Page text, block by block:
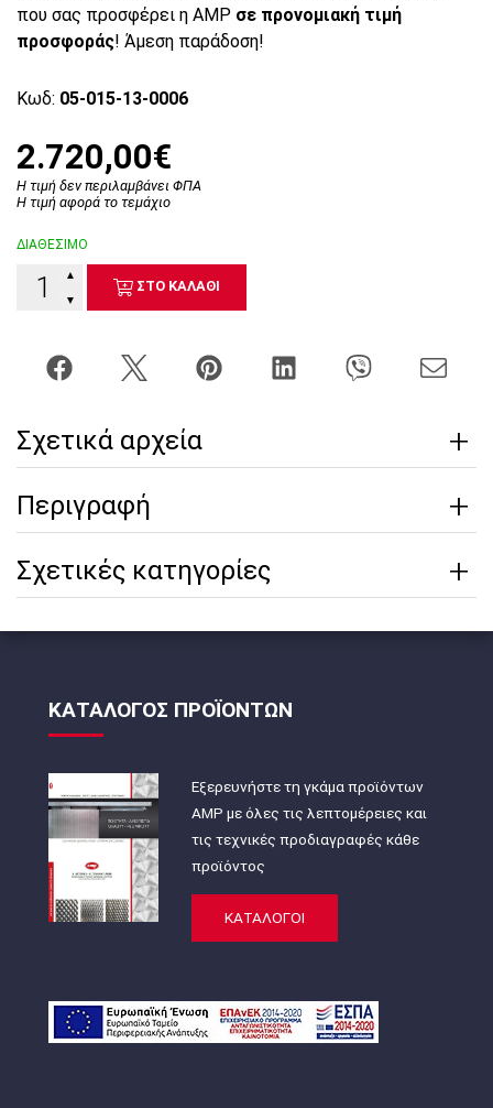
που σας προσφέρει η AMP σε προνομιακή τιμή
προσφοράς! Άμεση παράδοση!
Κωδ: 05-015-13-0006
2.720,00€
Η τιμή δεν περιλαμβάνει ΦΠΑ
Η τιμή αφορά το τεμάχιο
ΔΙΑΘΕΣΙΜΟ
▼
▲
ΣΤΟ ΚΑΛΑΘΙ
Σχετικά αρχεία
Περιγραφή
Σχετικές κατηγορίες
ΚΑΤΑΛΟΓΟΣ ΠΡΟΪΟΝΤΩΝ
Εξερευνήστε τη γκάμα προϊόντων
AMP με όλες τις λεπτομέρειες και
τις τεχνικές προδιαγραφές κάθε
προϊόντος
ΚΑΤΑΛΟΓΟΙ